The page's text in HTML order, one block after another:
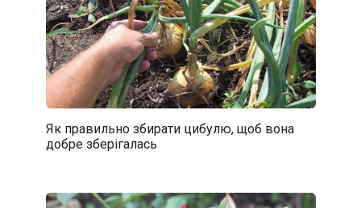
Як правильно збирати цибулю, щоб вона
добре зберігалась